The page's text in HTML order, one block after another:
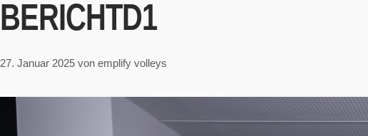
Zum
Inhalt
BERICHTD1
27. Januar 2025 von emplify volleys